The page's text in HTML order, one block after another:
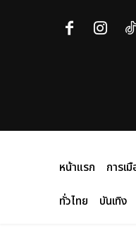
หน้าแรก การเ
ทั่วไทย
บันเทิง